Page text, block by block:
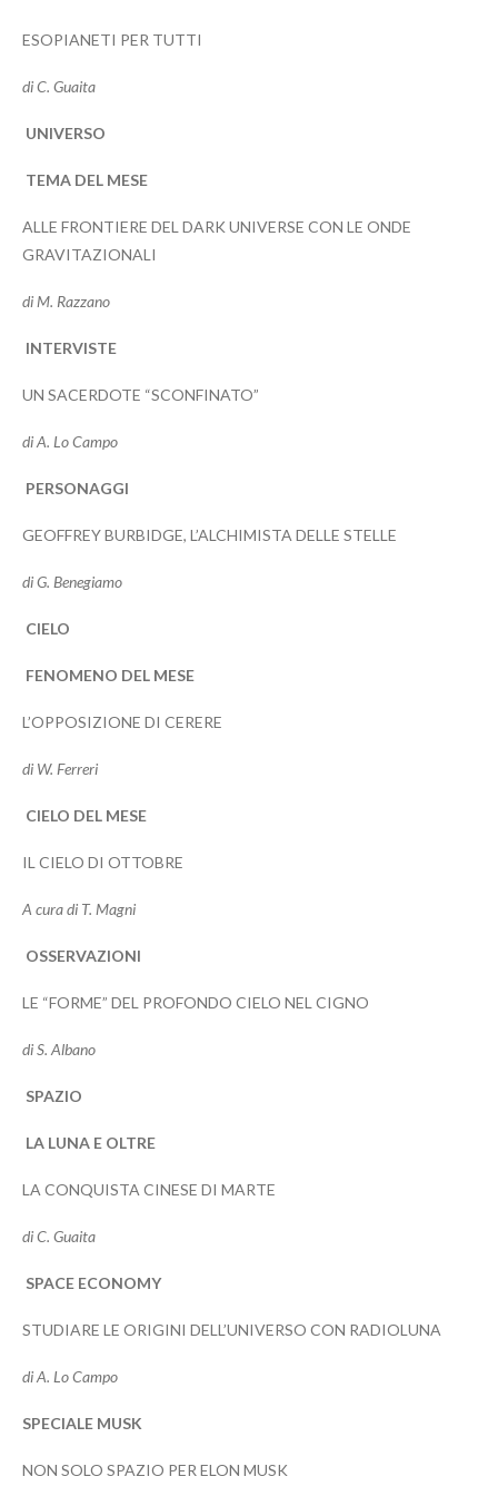
ESOPIANETI PER TUTTI
di C. Guaita
UNIVERSO
TEMA DEL MESE
ALLE FRONTIERE DEL DARK UNIVERSE CON LE ONDE
GRAVITAZIONALI
di M. Razzano
INTERVISTE
UN SACERDOTE “SCONFINATO”
di A. Lo Campo
PERSONAGGI
GEOFFREY BURBIDGE, L’ALCHIMISTA DELLE STELLE
di G. Benegiamo
CIELO
FENOMENO DEL MESE
L’OPPOSIZIONE DI CERERE
di W. Ferreri
CIELO DEL MESE
IL CIELO DI OTTOBRE
A cura di T. Magni
OSSERVAZIONI
LE “FORME” DEL PROFONDO CIELO NEL CIGNO
di S. Albano
SPAZIO
LA LUNA E OLTRE
LA CONQUISTA CINESE DI MARTE
di C. Guaita
SPACE ECONOMY
STUDIARE LE ORIGINI DELL’UNIVERSO CON RADIOLUNA
di A. Lo Campo
SPECIALE MUSK
NON SOLO SPAZIO PER ELON MUSK